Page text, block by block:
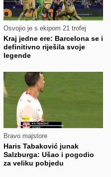
Osvojio je s ekipom 21 trofej
Kraj jedne ere: Barcelona se i
definitivno riješila svoje
legende
Bravo majstore
Haris Tabaković junak
Salzburga: Ušao i pogodio
za veliku pobjedu